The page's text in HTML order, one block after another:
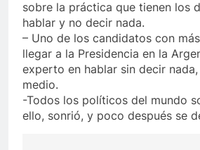
sobre la práctica que tienen los
hablar y no decir nada.
– Uno de los candidatos con
llegar a la Presidencia en la
experto en hablar sin decir
medio.
-Todos los políticos del mundo
ello, sonrió, y poco después se